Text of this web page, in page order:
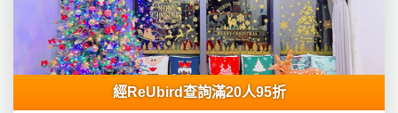
場
經ReUbird查詢滿20人95折